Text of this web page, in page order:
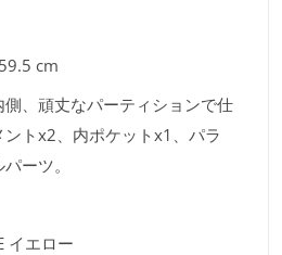
cm
、頑丈なパーティションで仕
トx2、内ポケットx1、パラ
ーツ。
イエロー